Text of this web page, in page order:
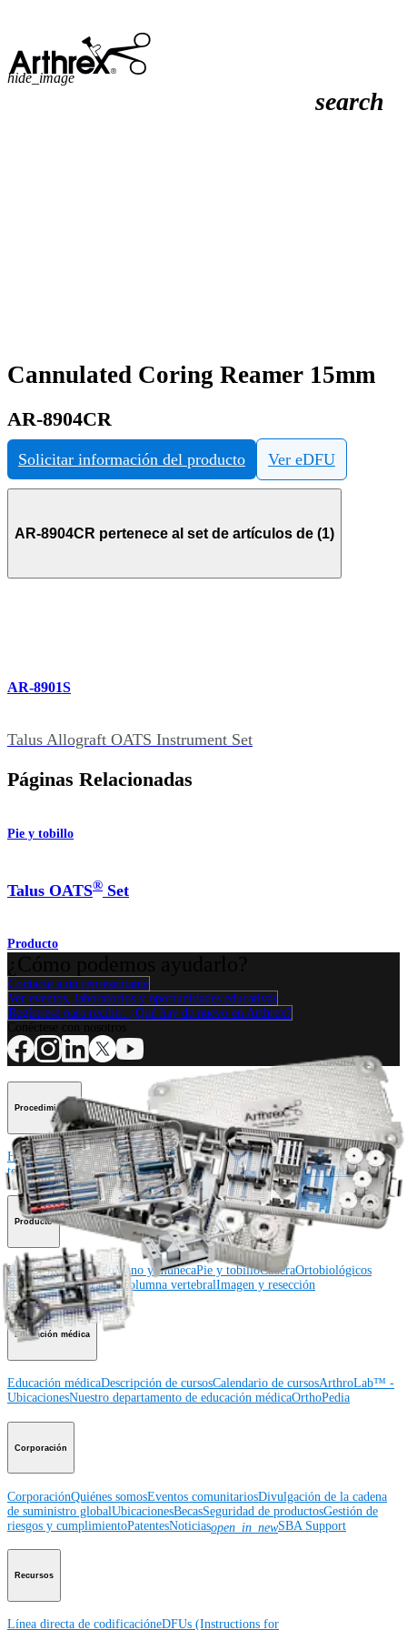
search
hide_image
Cannulated Coring Reamer 15mm
AR-8904CR
Solicitar información del producto Ver eDFU
AR-8904CR pertenece al set de artículos de (1)
AR-8901S
Talus Allograft OATS Instrument Set
Páginas Relacionadas
Pie y tobillo
Talus OATS® Set
Producto
Contacte a un representante
Ver eventos, laboratorios y oportunidades educativas
Regístrese para recibir: ¿Qué hay de nuevo en Arthrex?
Procedimiento
HombroRodillaCodoMano y muñecaPie y
tobilloCaderaOrtobiológicosCirugía cardiotorácicaColumna vertebral
Producto
HombroRodillaCodoMano y muñecaPie y tobilloCaderaOrtobiológicos
Cirugía cardiotorácicaColumna vertebralImagen y resección
Educación médica
Educación médicaDescripción de cursosCalendario de cursosArthroLab™ -
UbicacionesNuestro departamento de educación médicaOrthoPedia
Corporación
CorporaciónQuiénes somosEventos comunitariosDivulgación de la cadena
de suministro globalUbicacionesBecasSeguridad de productosGestión de
riesgos y cumplimientoPatentesNoticiasopen_in_newSBA Support
Recursos
Línea directa de codificacióneDFUs (Instructions for